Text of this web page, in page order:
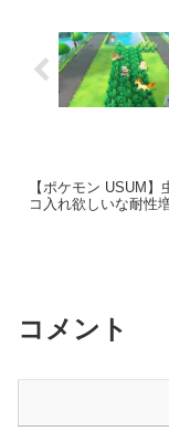
【ポケモン USUM
コ入れ欲しいな耐性
コメント